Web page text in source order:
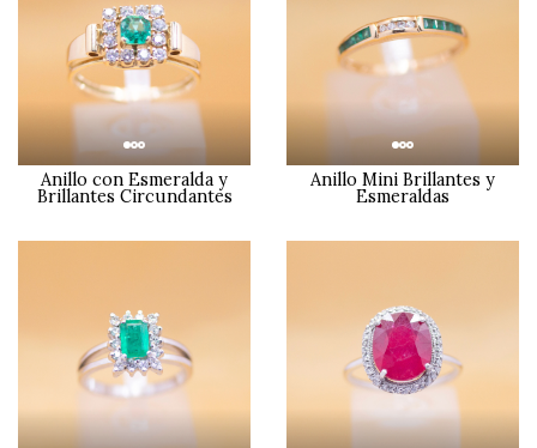
Anillo con Esmeralda y
Brillantes Circundantes
Anillo Mini Brillantes y
Esmeraldas